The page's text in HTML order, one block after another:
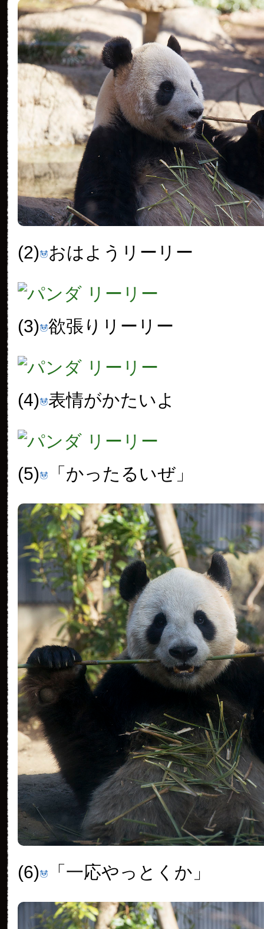
(2) おはようリーリー
(3) 欲張りリーリー
(4) 表情がかたいよ
(5) 「かったるいぜ」
(6) 「一応やっとくか」